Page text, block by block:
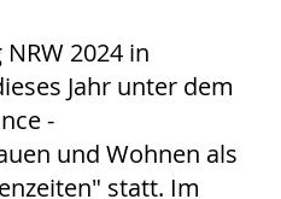
2024 in
Jahr unter dem
-
und Wohnen als
statt. Im